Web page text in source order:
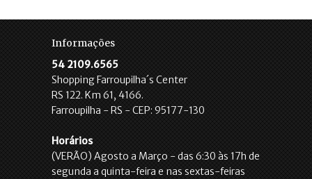
Informações
54 2109.6565
Shopping Farroupilha´s Center
RS 122. Km 61, 4166.
Farroupilha - RS - CEP: 95177-130
Horários
(VERÃO) Agosto a Março - das 6:30 às 17h de
segunda a quinta-feira e nas sextas-feiras